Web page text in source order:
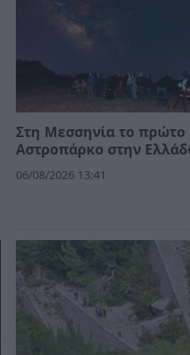
Στη Μεσσηνία το πρώτο
Αστροπάρκο στην
06/08/2026 13:41